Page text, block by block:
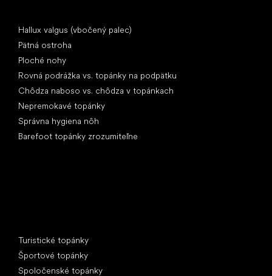
Hallux valgus (vbočený palec)
Pätná ostroha
Ploché nohy
Rovná podrážka vs. topánky na podpätku
Chôdza naboso vs. chôdza v topánkach
Nepremokavé topánky
Správna hygiena nôh
Barefoot topánky zrozumiteľne
Turistické topánky
Športové topánky
Spoločenské topánky